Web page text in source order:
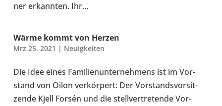
ner erkann­ten. Ihr...
Wärme kommt von Herzen
Mrz 25, 2021 | Neu­ig­kei­ten
Die Idee eines Fami­li­en­un­ter­neh­mens ist im Vor­
stand von Oilon ver­kör­pert: Der Vor­stands­vor­sit­
zende Kjell Forsén und die stell­ver­tre­tende Vor­